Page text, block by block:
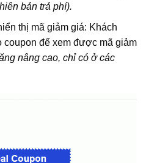
bản trả phí).
thị mã giảm giá: Khách
coupon để xem được mã giảm
nâng cao, chỉ có ở các